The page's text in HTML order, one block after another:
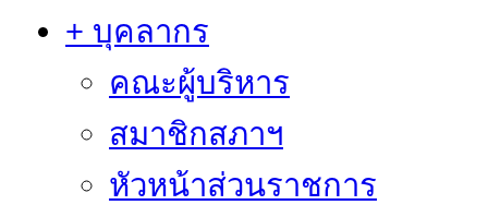
+ บุคลากร
คณะผู้บริหาร
สมาชิกสภาฯ
หัวหน้าส่วนราชการ